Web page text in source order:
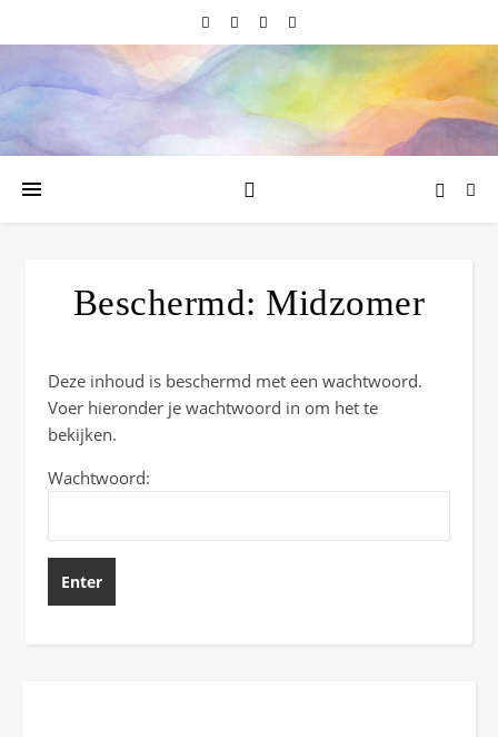
Beschermd: Midzomer
Deze inhoud is beschermd met een wachtwoord.
Voer hieronder je wachtwoord in om het te
bekijken.
Wachtwoord: